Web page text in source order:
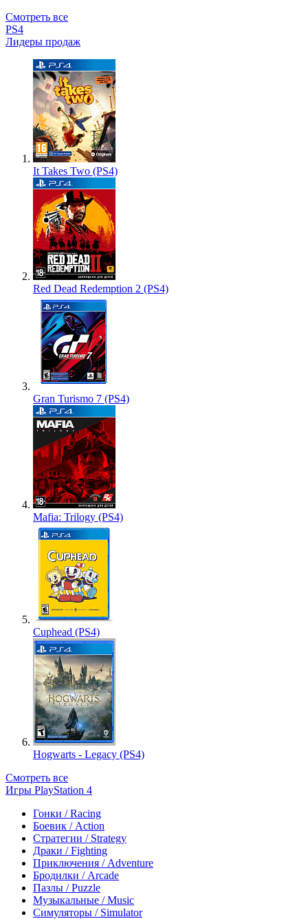
Смотреть все
PS4
Лидеры продаж
It Takes Two (PS4)
Red Dead Redemption 2 (PS4)
Gran Turismo 7 (PS4)
Mafia: Trilogy (PS4)
Cuphead (PS4)
Hogwarts - Legacy (PS4)
Смотреть все
Игры PlayStation 4
Гонки / Racing
Боевик / Action
Стратегии / Strategy
Драки / Fighting
Приключения / Adventure
Бродилки / Arcade
Пазлы / Puzzle
Музыкальные / Music
Симуляторы / Simulator